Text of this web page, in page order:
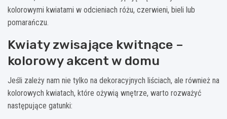
kolorowymi kwiatami w odcieniach różu, czerwieni, bieli lub
pomarańczu.
Kwiaty zwisające kwitnące –
kolorowy akcent w domu
Jeśli zależy nam nie tylko na dekoracyjnych liściach, ale również na
kolorowych kwiatach, które ożywią wnętrze, warto rozważyć
następujące gatunki: